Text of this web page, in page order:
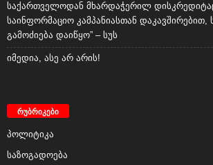
საქართველოდან მხარდაჭერილ
საინფორმაციო კამპანიასთან
გამოძიება დაიწყო” – სუს
იმედია, ასე არ არის!
რუბრიკები
პოლიტიკა
საზოგადოება